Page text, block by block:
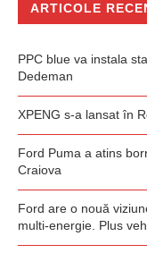
ARTICOLE
PPC blue va instala
Dedeman
XPENG s-a lansat în
Ford Puma a atins
Craiova
Ford are o nouă
multi-energie. Plus